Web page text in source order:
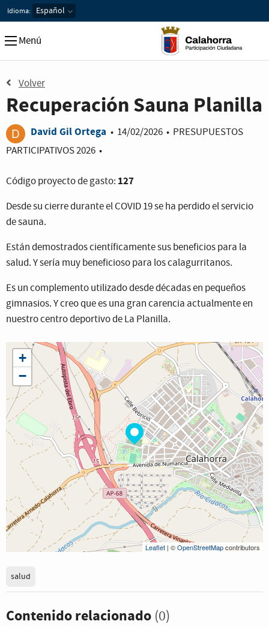
Idioma:
Menú
Volver
Recuperación Sauna Planilla
David Gil Ortega • 14/02/2026 • PRESUPUESTOS
PARTICIPATIVOS 2026 •
Código proyecto de gasto: 127
Desde su cierre durante el COVID 19 se ha perdido el servicio
de sauna.
Están demostrados científicamente sus beneficios para la
salud. Y sería muy beneficioso para los calagurritanos.
Es un complemento utilizado desde décadas en pequeños
gimnasios. Y creo que es una gran carencia actualmente en
nuestro centro deportivo de La Planilla.
+
−
Leaflet | ©OpenStreetMapcontributors
salud
Contenido relacionado (0)